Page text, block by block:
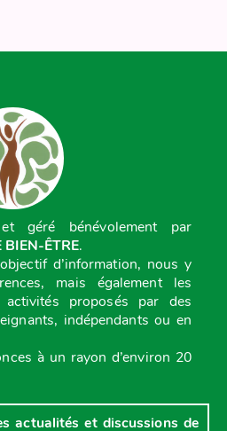
géré bénévolement par
ÊTRE.
d’information, nous y
mais également les
proposés par des
indépendants ou en
à un rayon d’environ 20
actualités et discussions de